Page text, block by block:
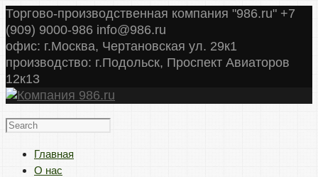
Торгово-производственная компания "986.ru" +7
(909) 9000-986 info@986.ru
офис: г.Москва, Чертановская ул. 29к1
производство: г.Подольск, Проспект Авиаторов
12к13
Главная
О нас